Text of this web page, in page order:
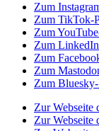
Zum
Zum TikTok-
Zum
Zum
Zum
Zum
Zum
Zur Webseite
Zur Webseite